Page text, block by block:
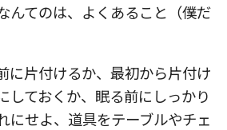
んてのは、よくあること（僕だ
に片付けるか、最初から片付け
しておくか、眠る前にしっかり
にせよ、道具をテーブルやチェ